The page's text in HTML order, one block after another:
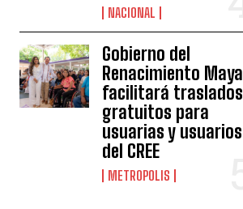
NACIONAL
Gobierno del
Renacimiento Maya
facilitará traslados
gratuitos para
usuarias y usuarios
del CREE
METROPOLIS